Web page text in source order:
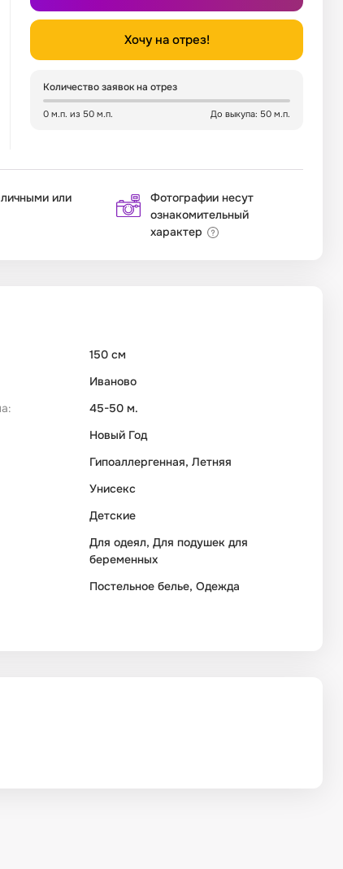
Хочу на отрез!
Количество заявок на отрез
0 м.п. из 50 м.п. До выкупа: 50 м.п.
или
Фотографии несут
ознакомительный
характер
150 см
Иваново
45-50 м.
Новый Год
Гипоаллергенная, Летняя
Унисекс
Детские
Для одеял, Для подушек для
беременных
Постельное белье, Одежда